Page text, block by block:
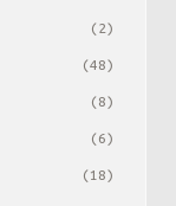
(2)
(48)
(8)
(6)
(18)